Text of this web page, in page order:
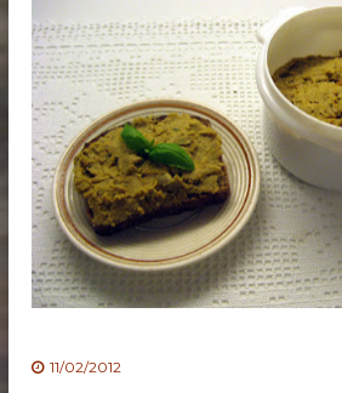
11/02/2012